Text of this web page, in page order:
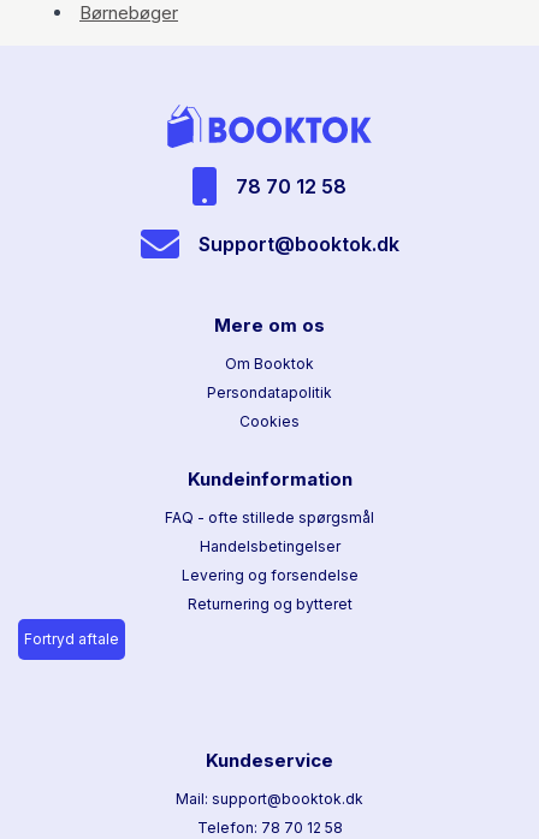
Børnebøger
78 70 12 58
Support@booktok.dk
Mere om os
Om Booktok
Persondatapolitik
Cookies
Kundeinformation
FAQ - ofte stillede spørgsmål
Handelsbetingelser
Levering og forsendelse
Returnering og bytteret
Fortryd aftale
Kundeservice
Mail: support@booktok.dk
Telefon: 78 70 12 58